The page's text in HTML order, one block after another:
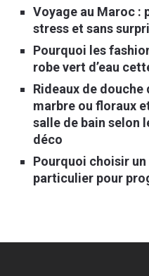
Voyage au Maroc :
stress et sans
Pourquoi les
robe vert d’eau
Rideaux de
marbre ou floraux
salle de bain selon
déco
Pourquoi choisir
particulier pour